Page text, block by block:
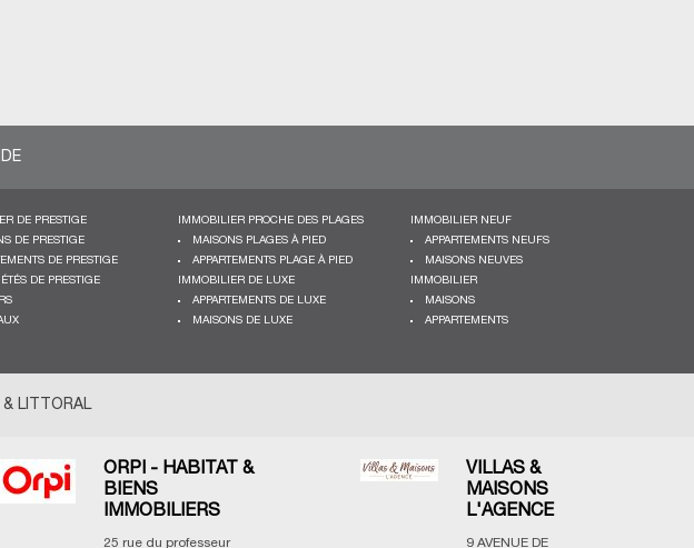
DE PRESTIGE
DE PRESTIGE
DE PRESTIGE
DE PRESTIGE
IMMOBILIER PROCHE DES PLAGES
MAISONS PLAGES À PIED
APPARTEMENTS PLAGE À PIED
IMMOBILIER NEUF
APPARTEMENTS NEUFS
MAISONS NEUVES
IMMOBILIER DE LUXE
APPARTEMENTS DE LUXE
MAISONS DE LUXE
IMMOBILIER
MAISONS
APPARTEMENTS
& LITTORAL
ORPI - HABITAT &
BIENS
IMMOBILIERS
25 rue du professeur
VILLAS &
MAISONS
L'AGENCE
9 AVENUE DE